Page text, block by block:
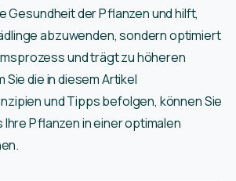
Gesundheit der Pflanzen und hilft,
abzuwenden, sondern optimiert
und trägt zu höheren
Sie die in diesem Artikel
und Tipps befolgen, können Sie
Pflanzen in einer optimalen